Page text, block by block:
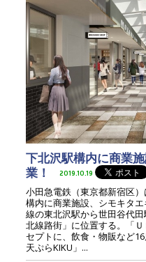
下北沢駅構内に商業
業！
2019.10.19
小田急電鉄（東京都新宿区
構内に商業施設、シモキタ
線の東北沢駅から世田谷代
北線路街」に位置する。「
セプトに、飲食・物販など
天ぷらKIKU」...